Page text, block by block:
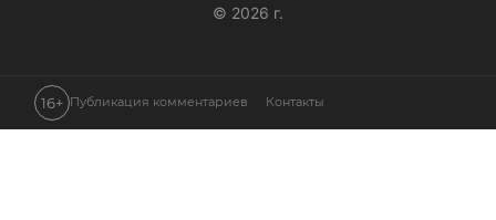
© 2026 г.
16+ Публикация комментариев Контакты